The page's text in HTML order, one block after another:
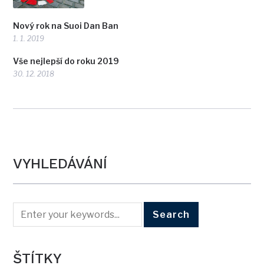
Nový rok na Suoi Dan Ban
1. 1. 2019
Vše nejlepší do roku 2019
30. 12. 2018
VYHLEDÁVÁNÍ
ŠTÍTKY